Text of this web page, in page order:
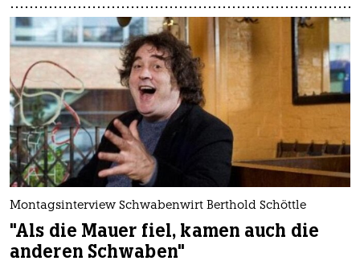
Montagsinterview Schwabenwirt Berthold Schöttle
"Als die Mauer fiel, kamen auch die
anderen Schwaben"